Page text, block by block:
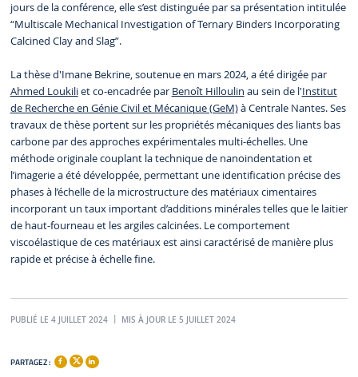
jours de la conférence, elle s’est distinguée par sa présentation intitulée
“Multiscale Mechanical Investigation of Ternary Binders Incorporating
Calcined Clay and Slag”.
La thèse d'Imane Bekrine, soutenue en mars 2024, a été dirigée par
Ahmed Loukiliet co-encadrée par Benoît Hilloulin au sein de l'Institut
de Recherche en Génie Civil et Mécanique (GeM)à Centrale Nantes. Ses
travaux de thèse portent sur les propriétés mécaniques des liants bas
carbone par des approches expérimentales multi-échelles. Une
méthode originale couplant la technique de nanoindentation et
l’imagerie a été développée, permettant une identification précise des
phases à l’échelle de la microstructure des matériaux cimentaires
incorporant un taux important d’additions minérales telles que le laitier
de haut-fourneau et les argiles calcinées. Le comportement
viscoélastique de ces matériaux est ainsi caractérisé de manière plus
rapide et précise à échelle fine.
PUBLIÉ LE 4 JUILLET 2024 MIS À JOUR LE 5 JUILLET 2024
PARTAGEZ :